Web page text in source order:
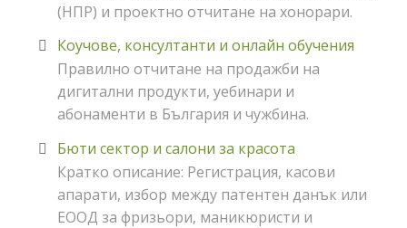
(НПР) и проектно отчитане на хонорари.
Коучове, консултанти и онлайн обучения
Правилно отчитане на продажби на
дигитални продукти, уебинари и
абонаменти в България и чужбина.
Бюти сектор и салони за красота
Кратко описание: Регистрация, касови
апарати, избор между патентен данък или
ЕООД за фризьори, маникюристи и